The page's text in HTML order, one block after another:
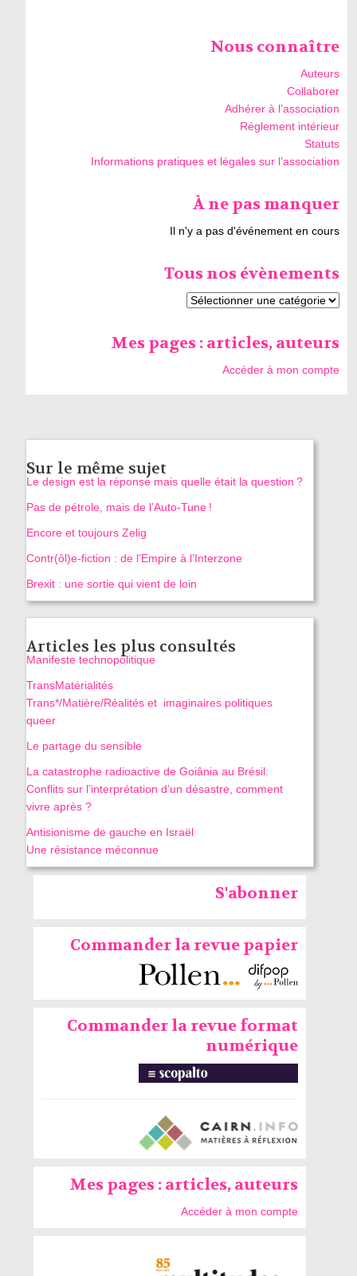
Nous connaître
Auteurs
Collaborer
Adhérer à l’association
Réglement intérieur
Statuts
Informations pratiques et légales sur l’association
À ne pas manquer
Il n'y a pas d'événement en cours
Tous nos évènements
Mes pages : articles, auteurs
Accéder à mon compte
Sur le même sujet
Le design est la réponse mais quelle était la question ?
Pas de pétrole, mais de l’Auto-Tune !
Encore et toujours Zelig
Contr(ôl)e-fiction : de l’Empire à l’Interzone
Brexit : une sortie qui vient de loin
Articles les plus consultés
Manifeste technopolitique
TransMatérialités
Trans*/Matière/Réalités et imaginaires politiques
queer
Le partage du sensible
La catastrophe radioactive de Goiânia au Brésil.
Conflits sur l’interprétation d’un désastre, comment
vivre après ?
Antisionisme de gauche en Israël
Une résistance méconnue
S'abonner
Commander la revue papier
Commander la revue format
numérique
Mes pages : articles, auteurs
Accéder à mon compte